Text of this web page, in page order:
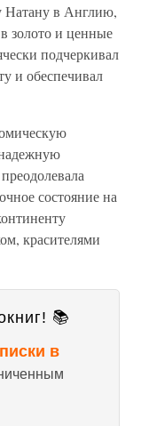
Натану в Англию,
золото и ценные
подчеркивал
и обеспечивал
состояние на
красителями
📚
в